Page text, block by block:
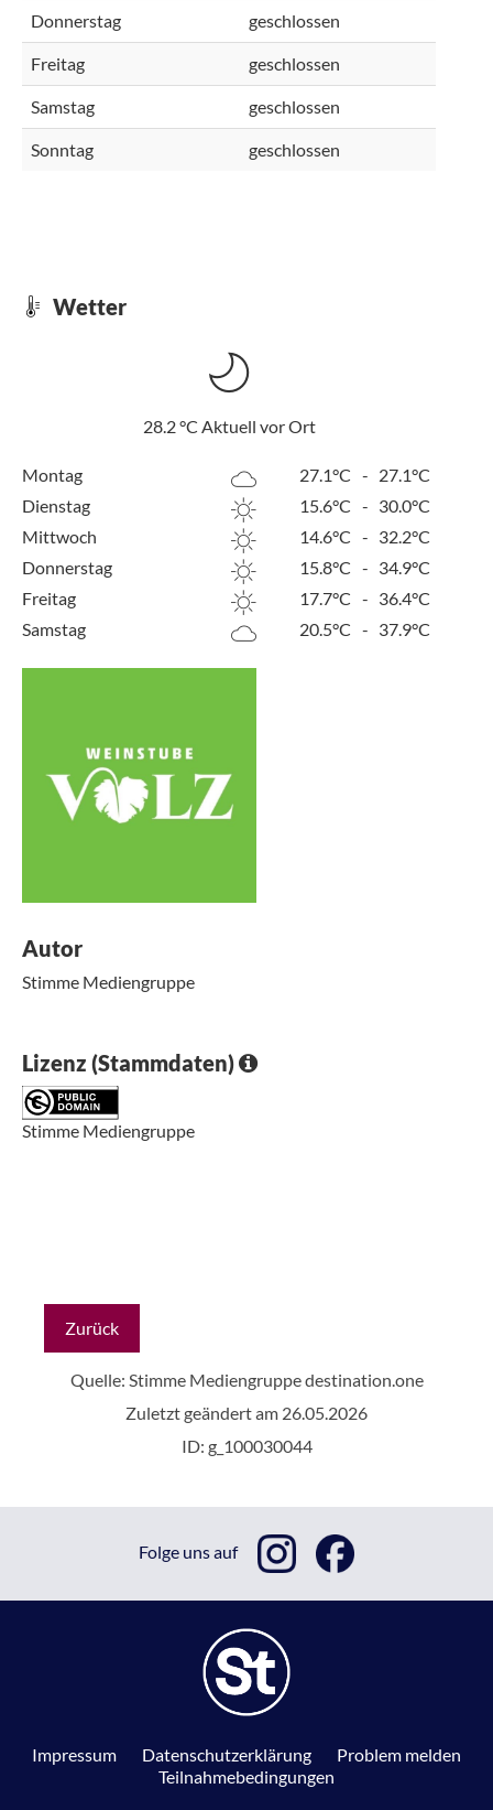
Donnerstag geschlossen
Freitag geschlossen
Samstag geschlossen
Sonntag geschlossen
Wetter
28.2°C Aktuell vor Ort
Montag 27.1°C - 27.1°C
Dienstag
15.6°C - 30.0°C
Mittwoch
14.6°C - 32.2°C
Donnerstag
15.8°C - 34.9°C
Freitag
17.7°C - 36.4°C
Samstag
20.5°C - 37.9°C
Autor
Stimme Mediengruppe
Lizenz (Stammdaten)
Stimme Mediengruppe
Zurück
Quelle: Stimme Mediengruppedestination.one
Zuletzt geändert am 26.05.2026
ID: g_100030044
Folge uns auf
Impressum Datenschutzerklärung
Problem melden
Teilnahmebedingungen